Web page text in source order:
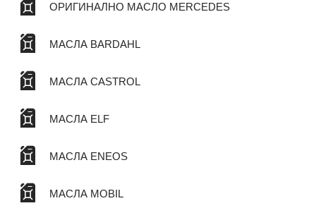
ОРИГИНАЛНО МАСЛО MERCEDES
МАСЛА BARDAHL
МАСЛА CASTROL
МАСЛА ELF
МАСЛА ENEOS
МАСЛА MOBIL